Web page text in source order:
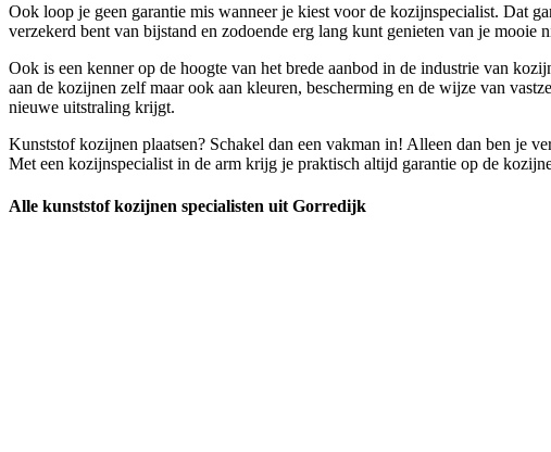
Ook loop je geen garantie mis wanneer je kiest voor de kozijnspecialist. Dat
verzekerd bent van bijstand en zodoende erg lang kunt genieten van je mooie
Ook is een kenner op de hoogte van het brede aanbod in de industrie van
aan de kozijnen zelf maar ook aan kleuren, bescherming en de wijze van
nieuwe uitstraling krijgt.
Kunststof kozijnen plaatsen? Schakel dan een vakman in! Alleen dan ben je
Met een kozijnspecialist in de arm krijg je praktisch altijd garantie op de
Alle kunststof kozijnen specialisten uit Gorredijk